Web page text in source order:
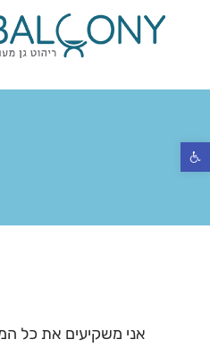
פתח סרגל נגישות
אני משקיעים את כל